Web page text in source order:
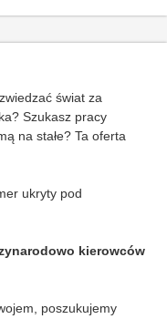
świat za
Szukasz pracy
na stałe? Ta oferta
ukryty pod
kierowców
poszukujemy